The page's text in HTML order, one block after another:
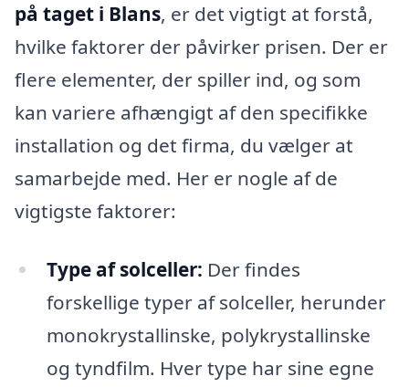
på taget i Blans, er det vigtigt at forstå,
hvilke faktorer der påvirker prisen. Der er
flere elementer, der spiller ind, og som
kan variere afhængigt af den specifikke
installation og det firma, du vælger at
samarbejde med. Her er nogle af de
vigtigste faktorer:
Type af solceller: Der findes
forskellige typer af solceller, herunder
monokrystallinske, polykrystallinske
og tyndfilm. Hver type har sine egne